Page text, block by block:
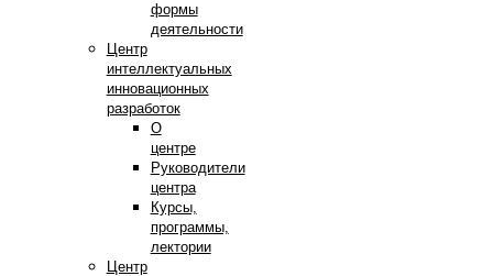
формы
деятельности
Центр
интеллектуальных
инновационных
разработок
О
центре
Руководители
центра
Курсы,
программы,
лектории
Центр